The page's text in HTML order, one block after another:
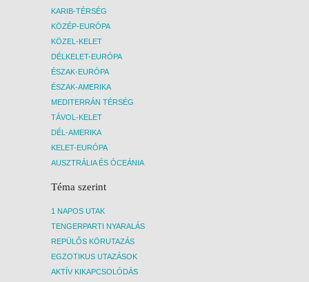
KARIB-TÉRSÉG
KÖZÉP-EURÓPA
KÖZEL-KELET
DÉLKELET-EURÓPA
ÉSZAK-EURÓPA
ÉSZAK-AMERIKA
MEDITERRÁN TÉRSÉG
TÁVOL-KELET
DÉL-AMERIKA
KELET-EURÓPA
AUSZTRÁLIA ÉS ÓCEÁNIA
Téma szerint
1 NAPOS UTAK
TENGERPARTI NYARALÁS
REPÜLŐS KÖRUTAZÁS
EGZOTIKUS UTAZÁSOK
AKTÍV KIKAPCSOLÓDÁS